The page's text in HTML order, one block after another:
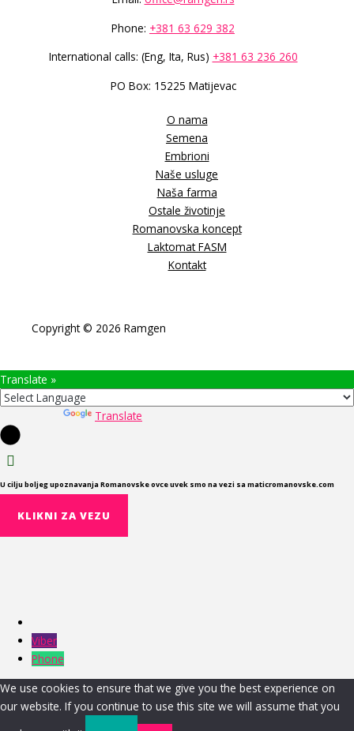
Phone: +381 63 629 382
International calls: (Eng, Ita, Rus) +381 63 236 260
PO Box: 15225 Matijevac
O nama
Semena
Embrioni
Naše usluge
Naša farma
Ostale životinje
Romanovska koncept
Laktomat FASM
Kontakt
Copyright © 2026 Ramgen
Translate »
Translate
U cilju boljeg upoznavanja Romanovske ovce uvek smo na vezi sa maticromanovske.com
KLIKNI ZA VEZU
Viber
Phone
We use cookies to ensure that we give you the best experience on
our website. If you continue to use this site we will assume that you